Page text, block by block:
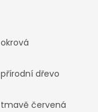
okrová
přírodní dřevo
tmavě červená